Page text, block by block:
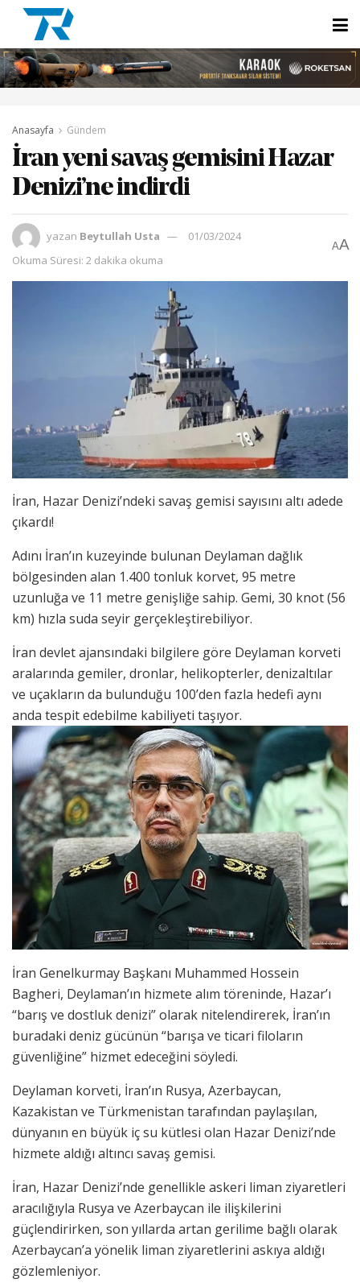
Anasayfa Gündem
İran yeni savaş gemisini Hazar
Denizi’ne indirdi
yazan Beytullah Usta
01/03/2024
Okuma Süresi: 2 dakika okuma
AA
İran, Hazar Denizi’ndeki savaş gemisi sayısını altı adede
çıkardı!
Adını İran’ın kuzeyinde bulunan Deylaman dağlık
bölgesinden alan 1.400 tonluk korvet, 95 metre
uzunluğa ve 11 metre genişliğe sahip. Gemi, 30 knot (56
km) hızla suda seyir gerçekleştirebiliyor.
İran devlet ajansındaki bilgilere göre Deylaman korveti
aralarında gemiler, dronlar, helikopterler, denizaltılar
ve uçakların da bulunduğu 100’den fazla hedefi aynı
anda tespit edebilme kabiliyeti taşıyor.
İran Genelkurmay Başkanı Muhammed Hossein
Bagheri, Deylaman’ın hizmete alım töreninde, Hazar’ı
“barış ve dostluk denizi” olarak nitelendirerek, İran’ın
buradaki deniz gücünün “barışa ve ticari filoların
güvenliğine” hizmet edeceğini söyledi.
Deylaman korveti, İran’ın Rusya, Azerbaycan,
Kazakistan ve Türkmenistan tarafından paylaşılan,
dünyanın en büyük iç su kütlesi olan Hazar Denizi’nde
hizmete aldığı altıncı savaş gemisi.
İran, Hazar Denizi’nde genellikle askeri liman ziyaretleri
aracılığıyla Rusya ve Azerbaycan ile ilişkilerini
güçlendirirken, son yıllarda artan gerilime bağlı olarak
Azerbaycan’a yönelik liman ziyaretlerini askıya aldığı
gözlemleniyor.